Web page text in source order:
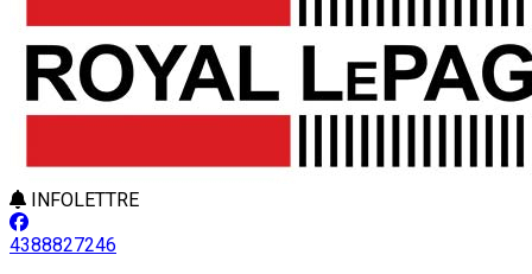
INFOLETTRE
4388827246